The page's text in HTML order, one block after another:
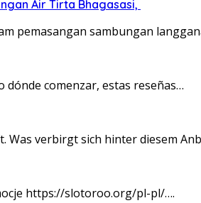
Air Tirta Bhagasasi,
pemasangan sambungan
dónde comenzar, estas reseñas…
Was verbirgt sich hinter diesem
https://slotoroo.org/pl-pl/….